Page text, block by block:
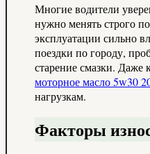
Многие водители
нужно менять строго
эксплуатации сильно
поездки по городу,
старение смазки. Даже
моторное масло 5w30
нагрузкам.
Факторы